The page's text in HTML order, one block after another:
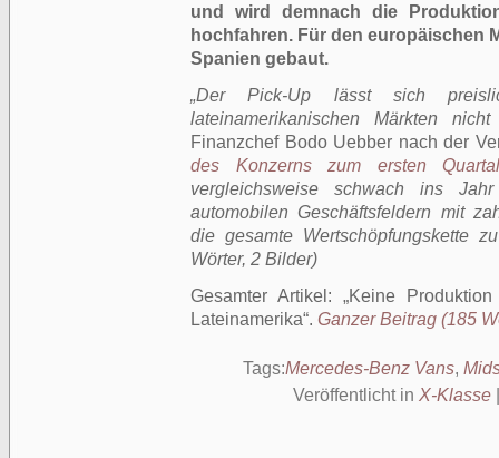
und wird demnach die
hochfahren. Für den europäischen
Spanien gebaut.
„Der Pick-Up lässt sich
lateinamerikanischen Märkten nicht
Finanzchef Bodo Uebber nach der
des Konzerns zum ersten
vergleichsweise schwach ins
automobilen Geschäftsfeldern mit
die gesamte Wertschöpfungskette
Wörter, 2 Bilder)
Gesamter Artikel:
Keine
Lateinamerika . Ganzer Beitrag (185
Tags:Mercedes-Benz Vans,
Veröffentlicht in X-Klasse